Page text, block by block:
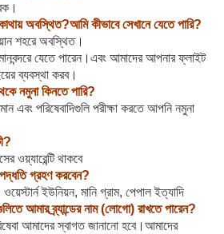
অবস্থিত?আমি কীভাবে সেখানে যেতে পারি?
শহরে অবস্থিত।
যেতে পারেন।এবং আমাদের আপনার ফ্লাইট
ব্যবস্থা করব।
নমুনা কিনতে পারি?
এবং পরিষেবাদিগুলি পরীক্ষা করতে আপনি নমুনা
ওয়্যারেন্টি থাকবে
গ্রহণ করবেন?
ওয়েস্টার্ন ইউনিয়ন, মানি গ্রাম, পেপাল ইত্যাদি
আমার ব্র্যান্ডের নাম (লোগো) রাখতে পারেন?
আমাদের স্বাগত জানানো হবে।আমাদের